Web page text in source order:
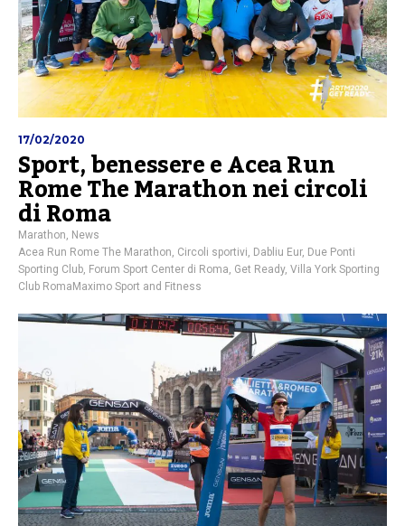
17/02/2020
Sport, benessere e Acea Run
Rome The Marathon nei circoli
di Roma
Marathon, News
Acea Run Rome The Marathon, Circoli sportivi, Dabliu Eur, Due Ponti
Sporting Club, Forum Sport Center di Roma, Get Ready, Villa York Sporting
Club RomaMaximo Sport and Fitness